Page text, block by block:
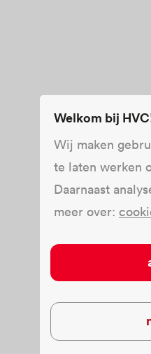
Welkom bij
Wij maken
te laten werken
Daarnaast
meer over: